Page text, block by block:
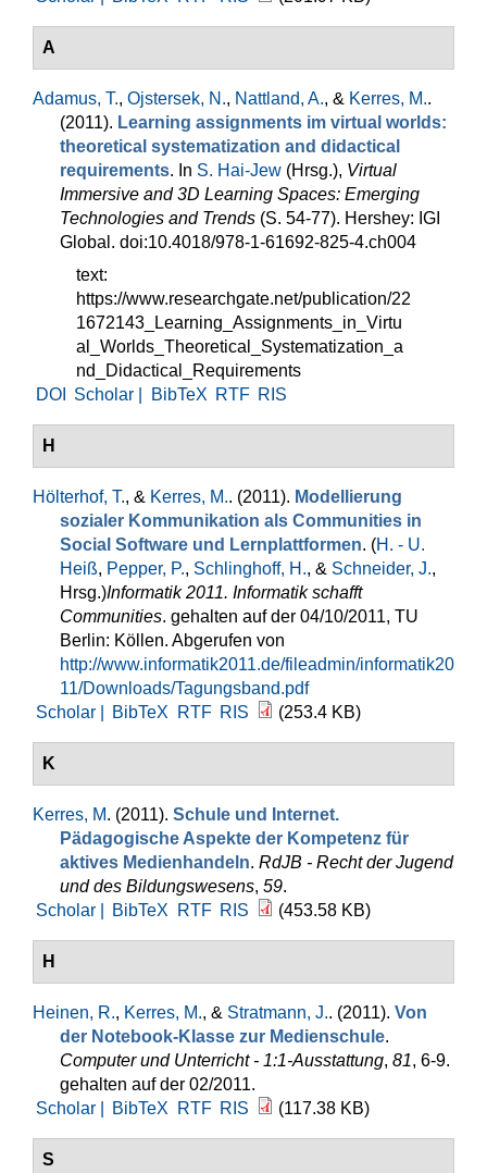
A
Adamus, T., Ojstersek, N., Nattland, A., & Kerres, M..
(2011). Learning assignments im virtual worlds:
theoretical systematization and didactical
requirements. In S. Hai-Jew (Hrsg.), Virtual
Immersive and 3D Learning Spaces: Emerging
Technologies and Trends (S. 54-77). Hershey: IGI
Global. doi:10.4018/978-1-61692-825-4.ch004
text:
https://www.researchgate.net/publication/22
1672143_Learning_Assignments_in_Virtu
al_Worlds_Theoretical_Systematization_a
nd_Didactical_Requirements
DOI
Scholar | BibTeX RTF RIS
H
Hölterhof, T., & Kerres, M.. (2011). Modellierung
sozialer Kommunikation als Communities in
Social Software und Lernplattformen. (H. - U.
Heiß, Pepper, P., Schlinghoff, H., & Schneider, J.,
Hrsg.)Informatik 2011. Informatik schafft
Communities. gehalten auf der 04/10/2011, TU
Berlin: Köllen. Abgerufen von
http://www.informatik2011.de/fileadmin/informatik20
11/Downloads/Tagungsband.pdf
Scholar |
BibTeX RTF RIS (253.4 KB)
K
Kerres, M. (2011). Schule und Internet.
Pädagogische Aspekte der Kompetenz für
aktives Medienhandeln. RdJB - Recht der Jugend
und des Bildungswesens, 59.
Scholar |
BibTeX RTF RIS (453.58 KB)
H
Heinen, R., Kerres, M., & Stratmann, J.. (2011). Von
der Notebook-Klasse zur Medienschule.
Computer und Unterricht - 1:1-Ausstattung, 81, 6-9.
gehalten auf der 02/2011.
Scholar |
BibTeX RTF RIS (117.38 KB)
S